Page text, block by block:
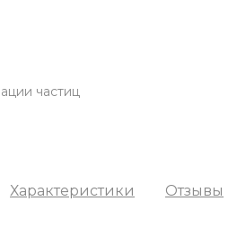
частиц
Характеристики Отзывы